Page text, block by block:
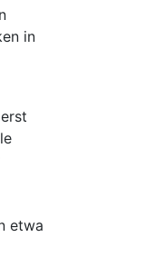
in
etwa